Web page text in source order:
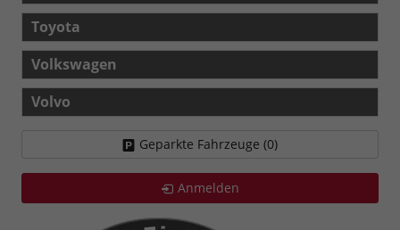
Toyota
Volkswagen
Volvo
Geparkte Fahrzeuge (0)
Anmelden